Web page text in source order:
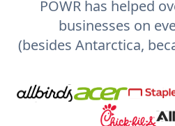
POWR has helped
businesses on
(besides Antarctica,